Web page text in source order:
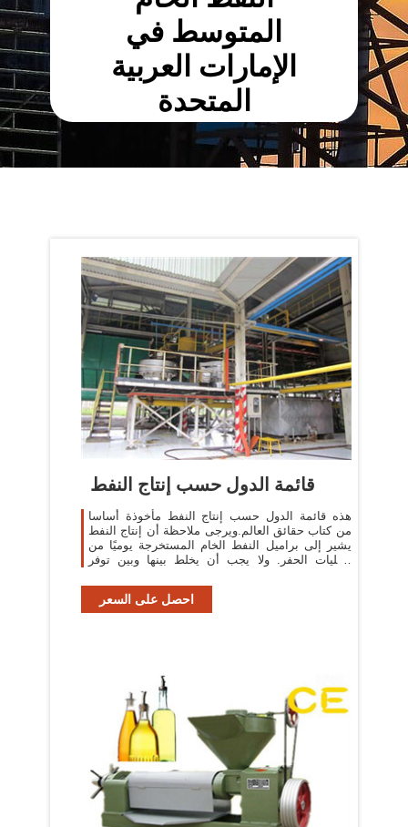
المتوسط ​​في
الإمارات العربية
المتحدة
قائمة الدول حسب إنتاج النفط
هذه قائمة الدول حسب إنتاج النفط مأخوذة أساسا
من كتاب حقائق العالم.ويرجى ملاحظة أن إنتاج النفط
يشير إلى براميل النفط الخام المستخرجة يوميًا من
عمليات الحفر. ولا يجب أن يخلط بينها وبين توفر
احصل على السعر